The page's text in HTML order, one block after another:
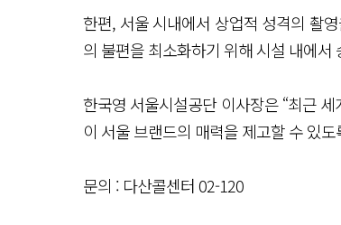
한편, 서울 시내에서 상업적 성격의 촬
의 불편을 최소화하기 위해 시설 내에
한국영 서울시설공단 이사장은 “최근
이 서울 브랜드의 매력을 제고할 수 있
문의 : 다산콜센터 02-120